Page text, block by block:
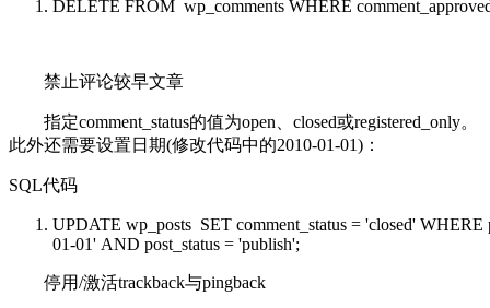
DELETE FROM wp_comments WHERE
禁止评论较早文章
指定comment_status的值为open、closed或registered_only。
此外还需要设置日期(修改代码中的2010-01-01)：
SQL代码
UPDATE wp_posts SET comment_status = 'closed' WHERE
01-01' AND post_status = 'publish';
停用/激活trackback与pingback